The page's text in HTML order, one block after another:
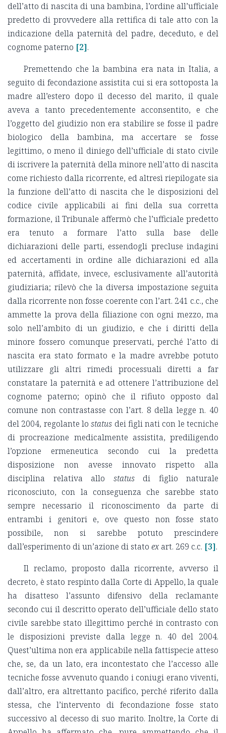
dell’atto di nascita di una bambina, l’ordine all’ufficiale
predetto di provvedere alla rettifica di tale atto con la
indicazione della paternità del padre, deceduto, e del
cognome paterno [2].
Premettendo che la bambina era nata in Italia, a
seguito di fecondazione assistita cui si era sottoposta la
madre all’estero dopo il decesso del marito, il quale
aveva a tanto precedentemente acconsentito, e che
l’oggetto del giudizio non era stabilire se fosse il padre
biologico della bambina, ma accertare se fosse
legittimo, o meno il diniego dell’ufficiale di stato civile
di iscrivere la paternità della minore nell’atto di nascita
come richiesto dalla ricorrente, ed altresì riepilogate sia
la funzione dell’atto di nascita che le disposizioni del
codice civile applicabili ai fini della sua corretta
formazione, il Tribunale affermò che l’ufficiale predetto
era tenuto a formare l’atto sulla base delle
dichiarazioni delle parti, essendogli precluse indagini
ed accertamenti in ordine alle dichiarazioni ed alla
paternità, affidate, invece, esclusivamente all’autorità
giudiziaria; rilevò che la diversa impostazione seguita
dalla ricorrente non fosse coerente con l’art. 241 c.c., che
ammette la prova della filiazione con ogni mezzo, ma
solo nell’ambito di un giudizio, e che i diritti della
minore fossero comunque preservati, perché l’atto di
nascita era stato formato e la madre avrebbe potuto
utilizzare gli altri rimedi processuali diretti a far
constatare la paternità e ad ottenere l’attribuzione del
cognome paterno; opinò che il rifiuto opposto dal
comune non contrastasse con l’art. 8 della legge n. 40
del 2004, regolante lostatus dei figli nati con le tecniche
di procreazione medicalmente assistita, prediligendo
l’opzione ermeneutica secondo cui la predetta
disposizione non avesse innovato rispetto alla
disciplina relativa allo statusdi figlio naturale
riconosciuto, con la conseguenza che sarebbe stato
sempre necessario il riconoscimento da parte di
entrambi i genitori e, ove questo non fosse stato
possibile, non si sarebbe potuto prescindere
dall’esperimento di un’azione di stato exart. 269 c.c. [3].
Il reclamo, proposto dalla ricorrente, avverso il
decreto, è stato respinto dalla Corte di Appello, la quale
ha disatteso l’assunto difensivo della reclamante
secondo cui il descritto operato dell’ufficiale dello stato
civile sarebbe stato illegittimo perché in contrasto con
le disposizioni previste dalla legge n. 40 del 2004.
Quest’ultima non era applicabile nella fattispecie atteso
che, se, da un lato, era incontestato che l’accesso alle
tecniche fosse avvenuto quando i coniugi erano viventi,
dall’altro, era altrettanto pacifico, perché riferito dalla
stessa, che l’intervento di fecondazione fosse stato
successivo al decesso di suo marito. Inoltre, la Corte di